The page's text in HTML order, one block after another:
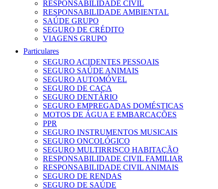
RESPONSABILIDADE CIVIL
RESPONSABILIDADE AMBIENTAL
SAÚDE GRUPO
SEGURO DE CRÉDITO
VIAGENS GRUPO
Particulares
SEGURO ACIDENTES PESSOAIS
SEGURO SAÚDE ANIMAIS
SEGURO AUTOMÓVEL
SEGURO DE CAÇA
SEGURO DENTÁRIO
SEGURO EMPREGADAS DOMÉSTICAS
MOTOS DE ÁGUA E EMBARCAÇÕES
PPR
SEGURO INSTRUMENTOS MUSICAIS
SEGURO ONCOLÓGICO
SEGURO MULTIRRISCO HABITAÇÃO
RESPONSABILIDADE CIVIL FAMILIAR
RESPONSABILIDADE CIVIL ANIMAIS
SEGURO DE RENDAS
SEGURO DE SAÚDE